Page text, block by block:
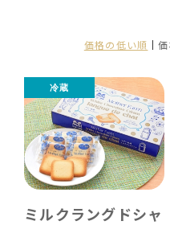
価格の低い順
ミルクラングドシャ